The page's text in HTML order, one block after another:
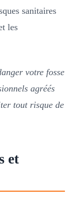
sanitaires
les
votre fosse
agréés
tout risque de
et